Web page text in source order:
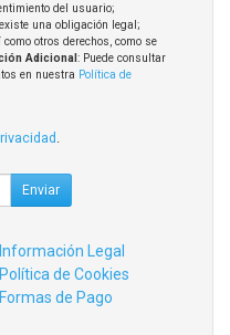
del usuario;
una obligación legal;
otros derechos, como se
Adicional : Puede consultar
en nuestra Política de
.
Enviar
Información Legal
Política de Cookies
Formas de Pago